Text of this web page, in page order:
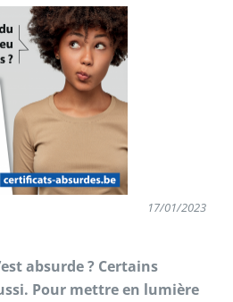
17/01/2023
absurde ? Certains
Pour mettre en lumière